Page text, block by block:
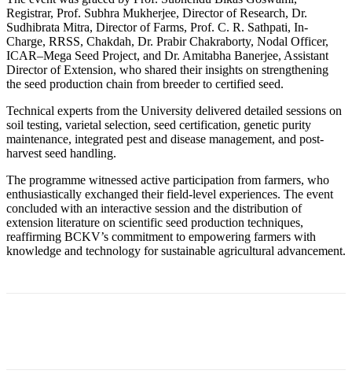
Registrar, Prof. Subhra Mukherjee, Director of Research, Dr.
Sudhibrata Mitra, Director of Farms, Prof. C. R. Sathpati, In-
Charge, RRSS, Chakdah, Dr. Prabir Chakraborty, Nodal Officer,
ICAR–Mega Seed Project, and Dr. Amitabha Banerjee, Assistant
Director of Extension, who shared their insights on strengthening
the seed production chain from breeder to certified seed.
Technical experts from the University delivered detailed sessions on
soil testing, varietal selection, seed certification, genetic purity
maintenance, integrated pest and disease management, and post-
harvest seed handling.
The programme witnessed active participation from farmers, who
enthusiastically exchanged their field-level experiences. The event
concluded with an interactive session and the distribution of
extension literature on scientific seed production techniques,
reaffirming BCKV’s commitment to empowering farmers with
knowledge and technology for sustainable agricultural advancement.